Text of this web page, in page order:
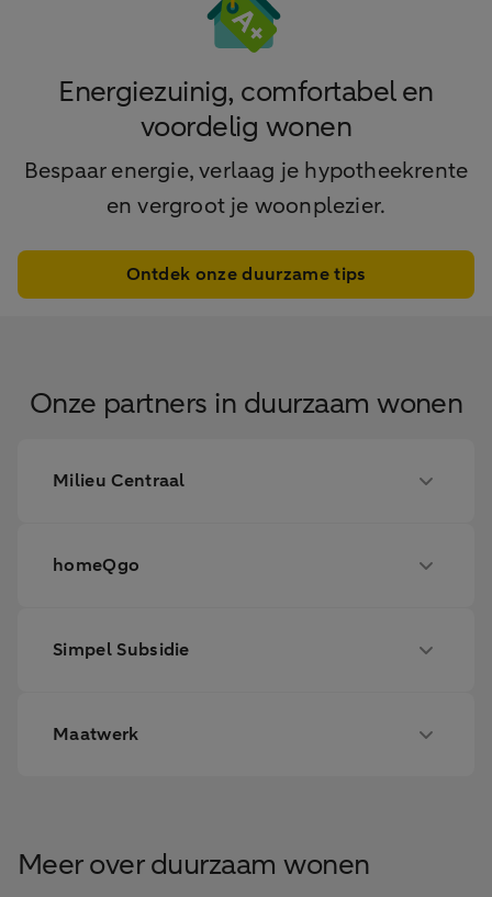
Energiezuinig, comfortabel en
voordelig wonen
Bespaar energie, verlaag je hypotheekrente
en vergroot je woonplezier.
Ontdek onze duurzame tips
Onze partners in duurzaam wonen
Milieu Centraal
homeQgo
Simpel Subsidie
Maatwerk
Meer over duurzaam wonen